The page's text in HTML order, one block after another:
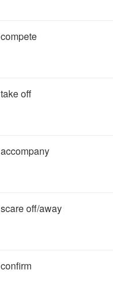
compete
take off
accompany
scare off/away
confirm